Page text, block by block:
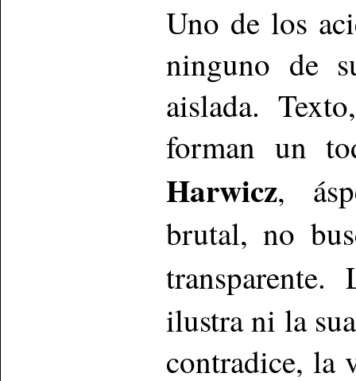
Uno de los
ninguno de
aislada.
forman un
Harwicz,
brutal, no
ilustra ni la
contradice, la